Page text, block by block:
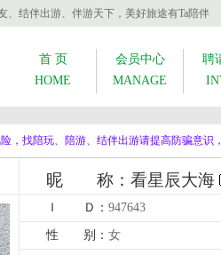
、结伴出游、伴游天下，美好旅途有Ta陪伴
首 页
HOME
会员中心
MANAGE
聘
，找陪玩、陪游、结伴出游请提高防骗意
昵 称：看星辰大海
Ｉ Ｄ： 947643
性 别： 女